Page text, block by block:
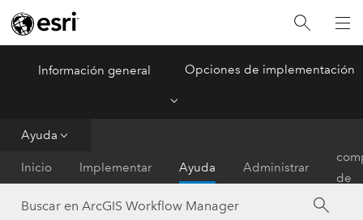
ArcGIS Workflow Manager
Información general Opciones de implementación
Ayuda
Inicio Implementar Ayuda Administrar
de